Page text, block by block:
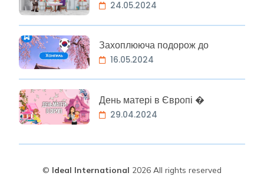
24.05.2024
Захоплююча подорож до
16.05.2024
День матері в Європі �
29.04.2024
© Ideal International 2026 All rights reserved